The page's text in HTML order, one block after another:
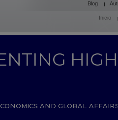
Blog
Inicio
AND GLOBAL